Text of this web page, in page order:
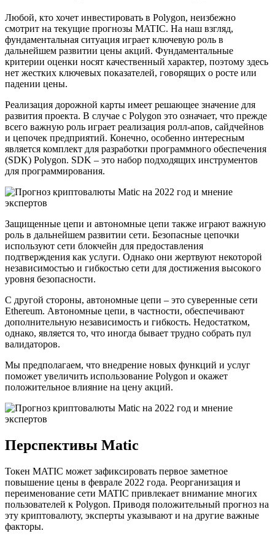
Любой, кто хочет инвестировать в Polygon, неизбежно
смотрит на текущие прогнозы MATIC. На наш взгляд,
фундаментальная ситуация играет ключевую роль в
дальнейшем развитии цены акций. Фундаментальные
критерии оценки носят качественный характер, поэтому здесь
нет жестких ключевых показателей, говорящих о росте или
падении цены.
Реализация дорожной карты имеет решающее значение для
развития проекта. В случае с Polygon это означает, что прежде
всего важную роль играет реализация ролл-апов, сайдчейнов
и цепочек предприятий. Конечно, особенно интересным
является комплект для разработки программного обеспечения
(SDK) Polygon. SDK – это набор подходящих инструментов
для программирования.
Защищенные цепи и автономные цепи также играют важную
роль в дальнейшем развитии сети. Безопасные цепочки
используют сети блокчейн для предоставления
подтверждения как услуги. Однако они жертвуют некоторой
независимостью и гибкостью сети для достижения высокого
уровня безопасности.
С другой стороны, автономные цепи – это суверенные сети
Ethereum. Автономные цепи, в частности, обеспечивают
дополнительную независимость и гибкость. Недостатком,
однако, является то, что иногда бывает трудно собрать пул
валидаторов.
Мы предполагаем, что внедрение новых функций и услуг
поможет увеличить использование Polygon и окажет
положительное влияние на цену акций.
Перспективы Matic
Токен MATIC может зафиксировать первое заметное
повышение цены в феврале 2022 года. Реорганизация и
переименование сети MATIC привлекает внимание многих
пользователей к Polygon. Приводя положительный прогноз на
эту криптовалюту, эксперты указывают и на другие важные
факторы.